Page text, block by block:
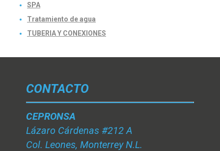
SPA
Tratamiento de agua
TUBERIA Y CONEXIONES
CONTACTO
CEPRONSA
Lázaro Cárdenas #212 A
Col. Leones, Monterrey N.L.